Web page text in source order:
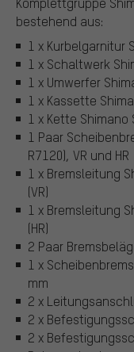
bestehend aus:
1 x Kurbelgarnitur
1 x Schaltwerk
1 x Umwerfer
1 x Kassette
1 x Kette Shimano
1 Paar
R7120), VR und HR
1 x Bremsleitung
(VR)
1 x Bremsleitung
(HR)
2 Paar
1 x
mm
2 x
2 x
2 x